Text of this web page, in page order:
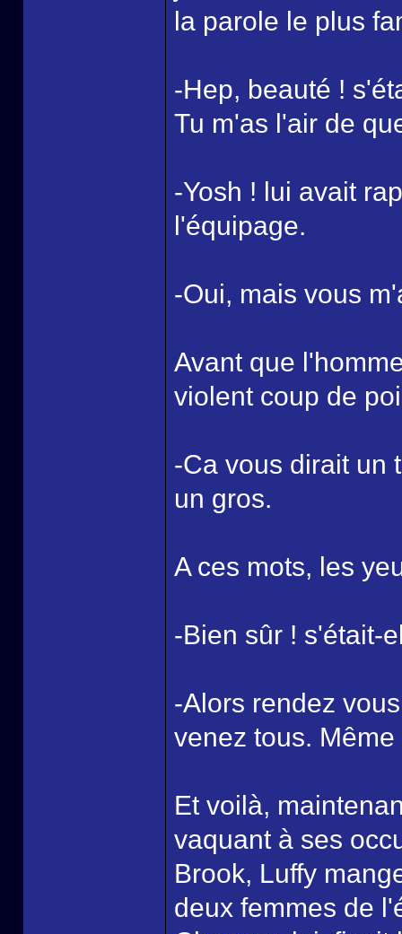
la parole le plus
-Hep, beauté !
Tu m'as l'air de
-Yosh ! lui avait
l'équipage.
-Oui, mais vous
Avant que
violent coup de
-Ca vous dirait un
un gros.
A ces mots, les
-Bien sûr ! s'était-
-Alors rendez
venez tous.
Et voilà,
vaquant à ses
Brook, Luffy
deux femmes de